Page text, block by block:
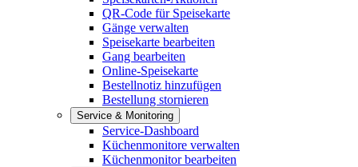
QR-Code für Speisekarte
Gänge verwalten
Speisekarte bearbeiten
Gang bearbeiten
Online-Speisekarte
Bestellnotiz hinzufügen
Bestellung stornieren
Service & Monitoring
Service-Dashboard
Küchenmonitore verwalten
Küchenmonitor bearbeiten